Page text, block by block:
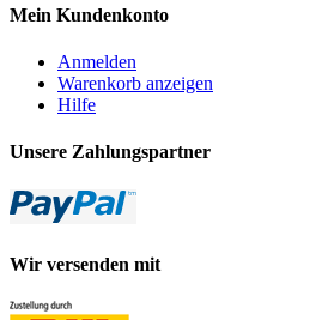
Mein Kundenkonto
Anmelden
Warenkorb anzeigen
Hilfe
Unsere Zahlungspartner
Wir versenden mit